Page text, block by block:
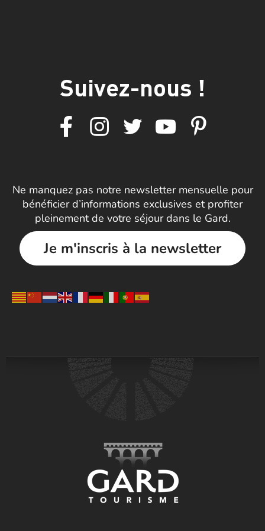
Suivez-nous !
Ne manquez pas notre newsletter mensuelle pour
bénéficier d’informations exclusives et profiter
pleinement de votre séjour dans le Gard.
Je m'inscris à la newsletter